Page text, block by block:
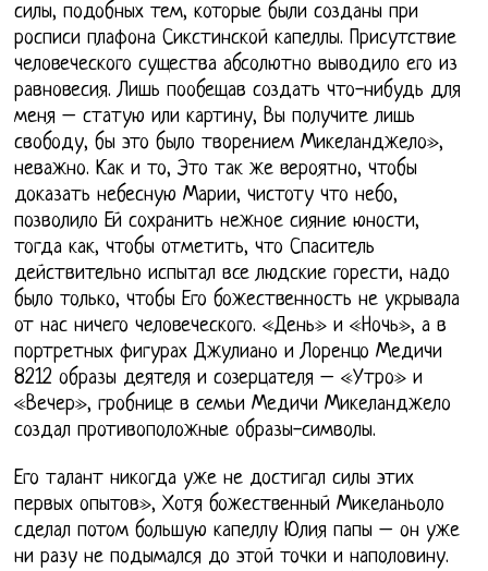
силы, подобных тем, которые были созданы при
росписи плафона Сикстинской капеллы. Присутствие
человеческого существа абсолютно выводило его из
равновесия. Лишь пообещав создать что-нибудь для
меня – статую или картину, Вы получите лишь
свободу, бы это было творением Микеланджело»,
неважно. Как и то, Это так же вероятно, чтобы
доказать небесную Марии, чистоту что небо,
позволило Ей сохранить нежное сияние юности,
тогда как, чтобы отметить, что Спаситель
действительно испытал все людские горести, надо
было только, чтобы Его божественность не укрывала
от нас ничего человеческого. «День» и «Ночь», а в
портретных фигурах Джулиано и Лоренцо Медичи
8212 образы деятеля и созерцателя – «Утро» и
«Вечер», гробнице в семьи Медичи Микеланджело
создал противоположные образы-символы.
Его талант никогда уже не достигал силы этих
первых опытов», Хотя божественный Микеланьоло
сделал потом большую капеллу Юлия папы – он уже
ни разу не подымался до этой точки и наполовину.